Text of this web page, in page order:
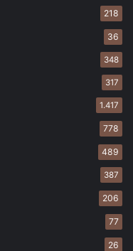
218
36
348
317
1.417
778
489
387
206
77
26